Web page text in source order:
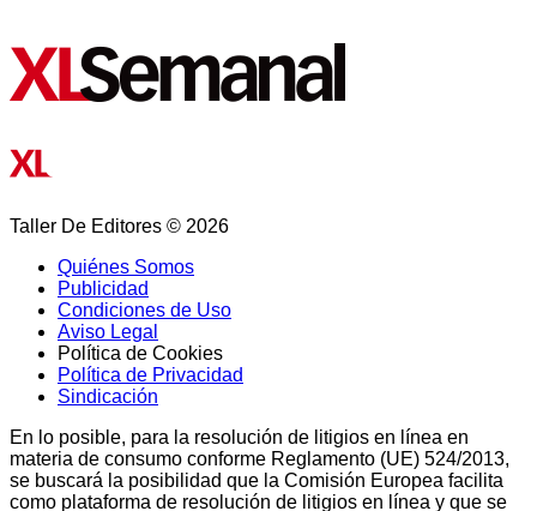
Taller De Editores © 2026
Quiénes Somos
Publicidad
Condiciones de Uso
Aviso Legal
Política de Cookies
Política de Privacidad
Sindicación
En lo posible, para la resolución de litigios en línea en
materia de consumo conforme Reglamento (UE) 524/2013,
se buscará la posibilidad que la Comisión Europea facilita
como plataforma de resolución de litigios en línea y que se